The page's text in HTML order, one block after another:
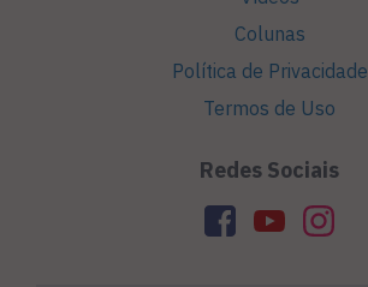
Colunas
Política de Privacidade
Termos de Uso
Redes Sociais